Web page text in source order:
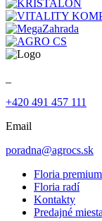
+420 491 457 111
Email
poradna@agrocs.sk
Floria premium
Floria radí
Kontakty
Predajné miesta